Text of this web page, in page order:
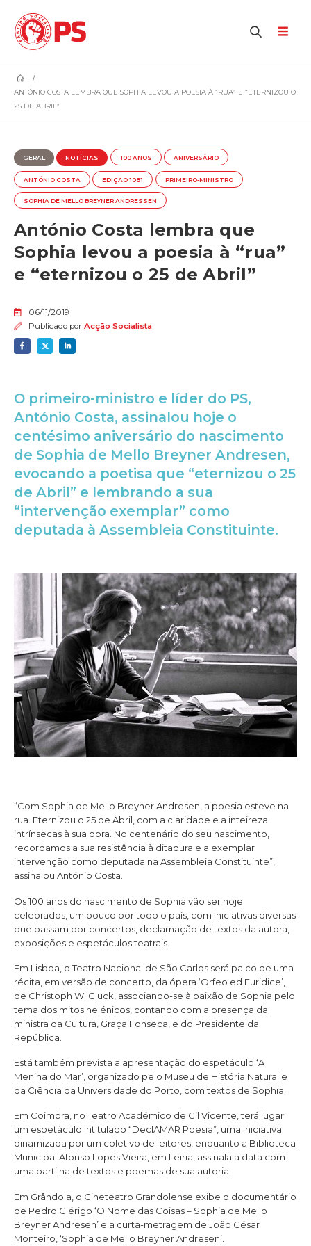
ANTÓNIO COSTA LEMBRA QUE SOPHIA LEVOU A POESIA À “RUA” E “ETERNIZOU O
25 DE ABRIL”
GERAL NOTÍCIAS 100 ANOS ANIVERSÁRIO
ANTÓNIO COSTA EDIÇÃO 1081 PRIMEIRO-MINISTRO
SOPHIA DE MELLO BREYNER ANDRESSEN
António Costa lembra que
Sophia levou a poesia à “rua”
e “eternizou o 25 de Abril”
06/11/2019
Publicado por Acção Socialista
O primeiro-ministro e líder do PS,
António Costa, assinalou hoje o
centésimo aniversário do nascimento
de Sophia de Mello Breyner Andresen,
evocando a poetisa que “eternizou o 25
de Abril” e lembrando a sua
“intervenção exemplar” como
deputada à Assembleia Constituinte.
“Com Sophia de Mello Breyner Andresen, a poesia esteve na
rua. Eternizou o 25 de Abril, com a claridade e a inteireza
intrínsecas à sua obra. No centenário do seu nascimento,
recordamos a sua resistência à ditadura e a exemplar
intervenção como deputada na Assembleia Constituinte”,
assinalou António Costa.
Os 100 anos do nascimento de Sophia vão ser hoje
celebrados, um pouco por todo o país, com iniciativas diversas
que passam por concertos, declamação de textos da autora,
exposições e espetáculos teatrais.
Em Lisboa, o Teatro Nacional de São Carlos será palco de uma
récita, em versão de concerto, da ópera ‘Orfeo ed Euridice’,
de Christoph W. Gluck, associando-se à paixão de Sophia pelo
tema dos mitos helénicos, contando com a presença da
ministra da Cultura, Graça Fonseca, e do Presidente da
República.
Está também prevista a apresentação do espetáculo ‘A
Menina do Mar’, organizado pelo Museu de História Natural e
da Ciência da Universidade do Porto, com textos de Sophia.
Em Coimbra, no Teatro Académico de Gil Vicente, terá lugar
um espetáculo intitulado “DeclAMAR Poesia”, uma iniciativa
dinamizada por um coletivo de leitores, enquanto a Biblioteca
Municipal Afonso Lopes Vieira, em Leiria, assinala a data com
uma partilha de textos e poemas de sua autoria.
Em Grândola, o Cineteatro Grandolense exibe o documentário
de Pedro Clérigo ‘O Nome das Coisas – Sophia de Mello
Breyner Andresen’ e a curta-metragem de João César
Monteiro, ‘Sophia de Mello Breyner Andresen’.